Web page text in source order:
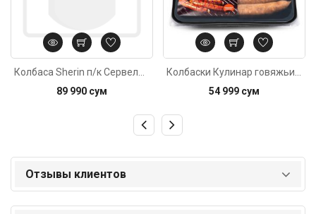
89 990 сум
54 999 сум
Отзывы клиентов